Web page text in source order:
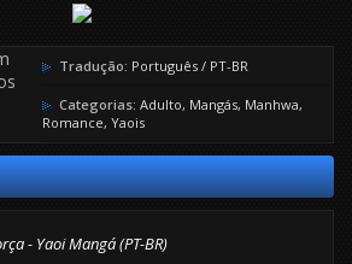
Tradução: Português / PT-BR
Categorias: Adulto, Mangás, Manhwa,
Romance, Yaois
- Yaoi Mangá (PT-BR)